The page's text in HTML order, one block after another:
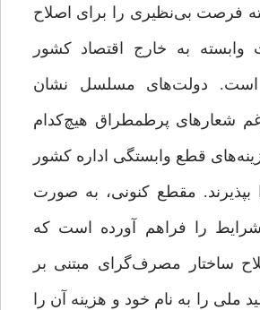
فرصت بی‌نظیری را برای اصلاح
وابسته به خارج اقتصاد کشور
است. دولت‌های مسلسل نشان
شعارهای پرطمطراق هیچ‌کدام
قطع وابستگی اداره کشور
بپذیرند. مقطع کنونی، به صورت
شرایط را فراهم آورده است که
ساختار مصرف‌گرای مبتنی بر
ملی را به نام خود و هزینه آن را